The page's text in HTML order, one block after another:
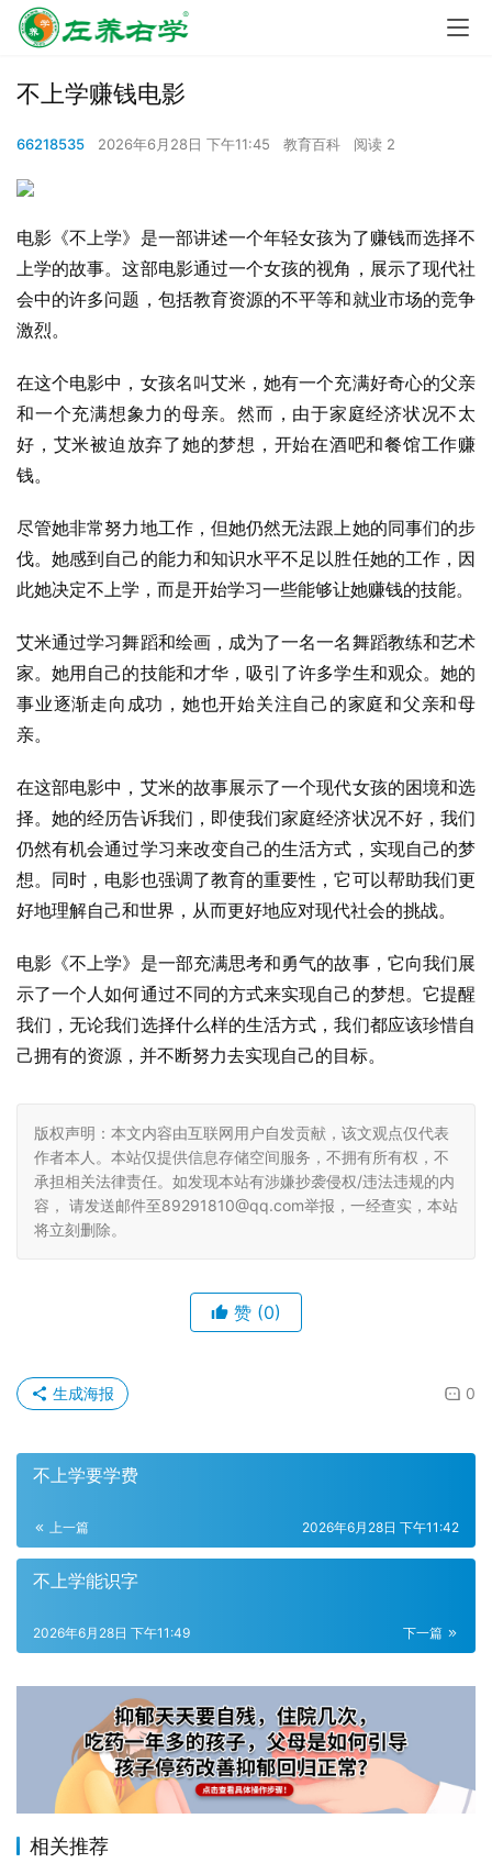
不上学赚钱电影
66218535 2026年6月28日 下午11:45 教育百科 阅读 2
电影《不上学》是一部讲述一个年轻女孩为了赚钱而选择不
上学的故事。这部电影通过一个女孩的视角，展示了现代社
会中的许多问题，包括教育资源的不平等和就业市场的竞争
激烈。
在这个电影中，女孩名叫艾米，她有一个充满好奇心的父亲
和一个充满想象力的母亲。然而，由于家庭经济状况不太
好，艾米被迫放弃了她的梦想，开始在酒吧和餐馆工作赚
钱。
尽管她非常努力地工作，但她仍然无法跟上她的同事们的步
伐。她感到自己的能力和知识水平不足以胜任她的工作，因
此她决定不上学，而是开始学习一些能够让她赚钱的技能。
艾米通过学习舞蹈和绘画，成为了一名一名舞蹈教练和艺术
家。她用自己的技能和才华，吸引了许多学生和观众。她的
事业逐渐走向成功，她也开始关注自己的家庭和父亲和母
亲。
在这部电影中，艾米的故事展示了一个现代女孩的困境和选
择。她的经历告诉我们，即使我们家庭经济状况不好，我们
仍然有机会通过学习来改变自己的生活方式，实现自己的梦
想。同时，电影也强调了教育的重要性，它可以帮助我们更
好地理解自己和世界，从而更好地应对现代社会的挑战。
电影《不上学》是一部充满思考和勇气的故事，它向我们展
示了一个人如何通过不同的方式来实现自己的梦想。它提醒
我们，无论我们选择什么样的生活方式，我们都应该珍惜自
己拥有的资源，并不断努力去实现自己的目标。
版权声明：本文内容由互联网用户自发贡献，该文观点仅代表
作者本人。本站仅提供信息存储空间服务，不拥有所有权，不
承担相关法律责任。如发现本站有涉嫌抄袭侵权/违法违规的内
容， 请发送邮件至89291810@qq.com举报，一经查实，本站
将立刻删除。
赞 (0)
0
生成海报
不上学要学费
上一篇 2026年6月28日 下午11:42
不上学能识字
下一篇
2026年6月28日 下午11:49
相关推荐